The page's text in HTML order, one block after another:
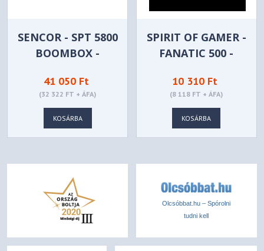
SENCOR - SPT 5800
BOOMBOX -
41 050 Ft
(32 322 FT + ÁFA)
KOSÁRBA
SPIRIT OF GAMER -
FANATIC 500 -
BK
10 310 Ft
(8 118 FT + ÁFA)
KOSÁRBA
Olcsóbbat.hu – Spórolni
tudni kell